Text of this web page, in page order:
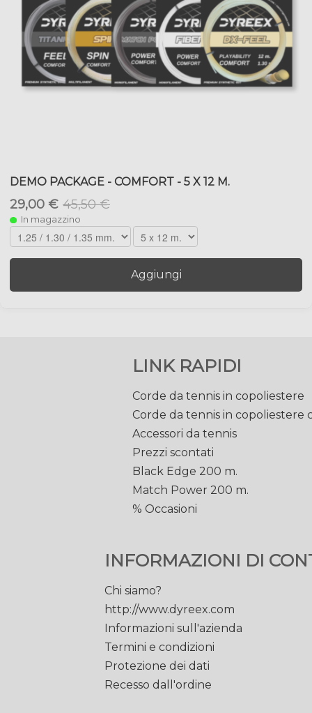
DEMO PACKAGE - COMFORT - 5 X 12 M.
29,00 € 45,50 €
In magazzino
Aggiungi
LINK RAPIDI
Corde da tennis in copoliestere
Corde da tennis in copoliestere
Accessori da tennis
Prezzi scontati
Black Edge 200 m.
Match Power 200 m.
% Occasioni
INFORMAZIONI DI
Chi siamo?
http://www.dyreex.com
Informazioni sull'azienda
Termini e condizioni
Protezione dei dati
Recesso dall'ordine